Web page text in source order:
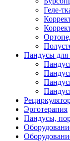
Геле-
Пандусы для
Эрготерапия
Пандусы,